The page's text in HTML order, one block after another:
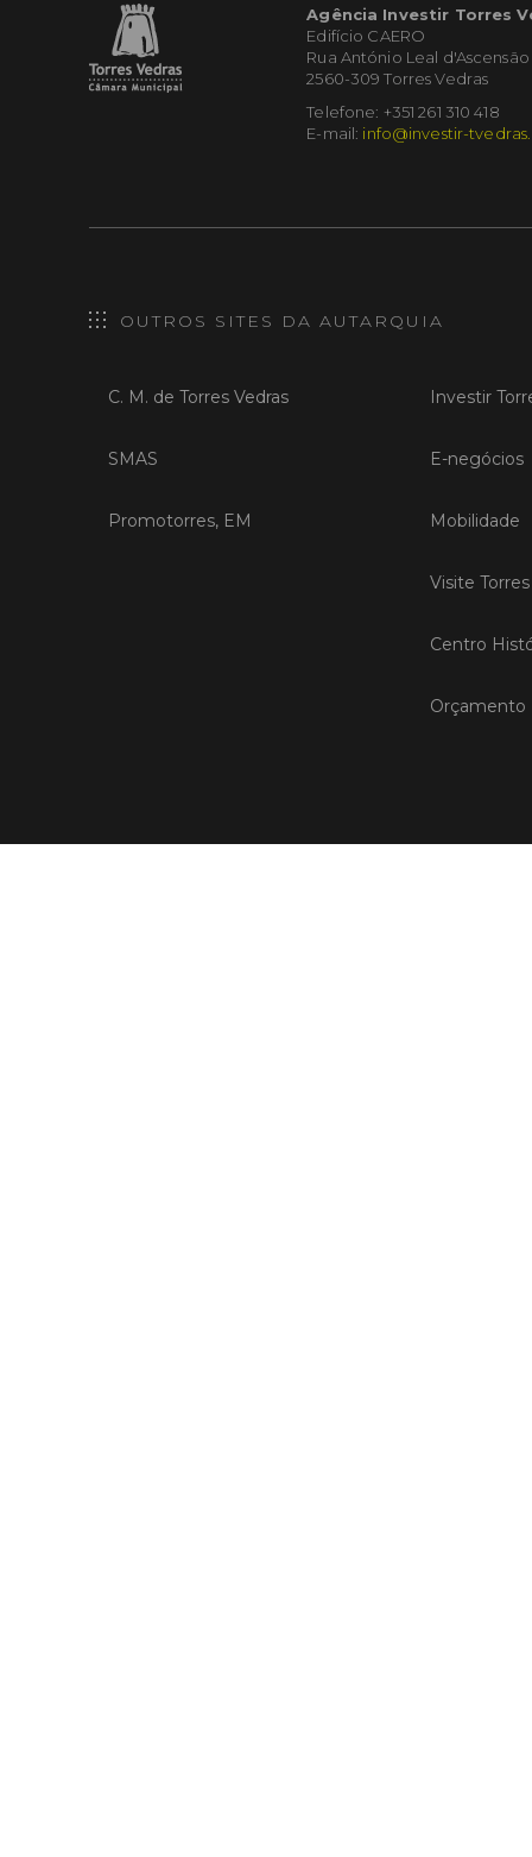
Agência Investir Torres
Edifício CAERO
Rua António Leal d'Ascensão
2560-309 Torres Vedras
Telefone: +351 261 310 418
E-mail: info@investir-
OUTROS SITES DA AUTARQUIA
C. M. de Torres Vedras
SMAS
Promotorres, EM
Investir
E-negócios
Mobilidade
Visite
Centro
Orçamento